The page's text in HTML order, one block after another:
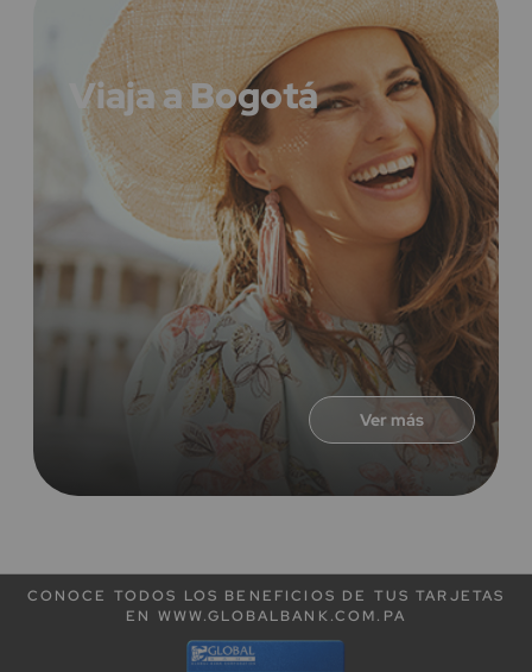
Viaja a Bogotá
Ver más
CONOCE TODOS LOS BENEFICIOS DE TUS TARJETAS
EN WWW.GLOBALBANK.COM.PA